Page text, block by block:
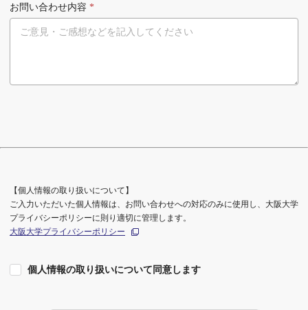
お問い合わせ内容 *
【個人情報の取り扱いについて】
ご入力いただいた個人情報は、お問い合わせへの対応のみに使用し、大阪大学
プライバシーポリシーに則り適切に管理します。
大阪大学プライバシーポリシー
個人情報の取り扱いについて同意します